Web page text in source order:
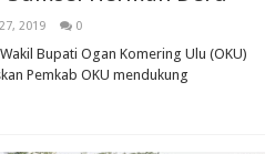
2019 0
Bupati Ogan Komering Ulu (OKU)
Pemkab OKU mendukung